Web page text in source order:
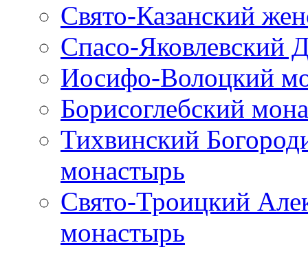
Свято-Казанский
Спасо-Яковлевский
Иосифо-Волоцкий
Борисоглебский
Тихвинский
монастырь
Свято-Троицкий
монастырь